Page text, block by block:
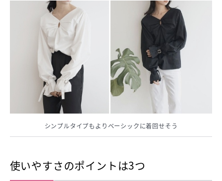
シンプルタイプもよりベーシックに着回せそう
使いやすさのポイントは3つ